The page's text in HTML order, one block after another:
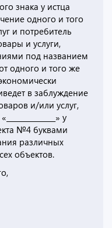
знака у истца
одного и того
и потребитель
и услуги,
под названием
одного и того же
в заблуждение
и/или услуг,
у
№4 буквами
различных
объектов.